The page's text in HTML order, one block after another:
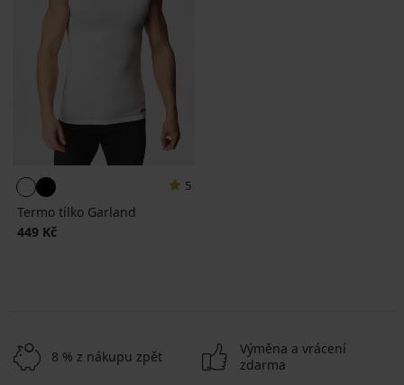
5
Termo tílko Garland
449 Kč
8 % z nákupu zpět
Výměna a vrácení
zdarma